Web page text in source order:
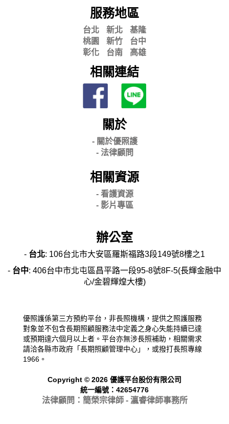
服務地區
台北 新北
基隆
桃園
新竹
台中
彰化
台南 高雄
相關連結
關於
- 關於優照護
- 法律顧問
相關資源
- 看護資源
- 影片專區
辦公室
- 台北: 106台北市大安區羅斯福路3段149號8樓之1
- 台中: 406台中市北屯區昌平路一段95-8號8F-5(長輝金融中
心/金碧輝煌大樓)
優照護係第三方預約平台，非長照機構，提供之照護服務
對象並不包含長期照顧服務法中定義之身心失能持續已達
或預期達六個月以上者。平台亦無涉長照補助，相關需求
請洽各縣市政府「長期照顧管理中心」，或撥打長照專線
1966。
Copyright © 2026 優護平台股份有限公司
統一編號：42654776
法律顧問：簡榮宗律師 - 瀛睿律師事務所